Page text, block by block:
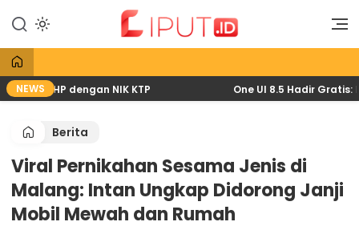
konten
Liput
Liputan Digital
NEWS
HP dengan NIK KTP One UI 8.5 Hadir Gratis:
Berita
Viral Pernikahan Sesama Jenis di
Malang: Intan Ungkap Didorong Janji
Mobil Mewah dan Rumah